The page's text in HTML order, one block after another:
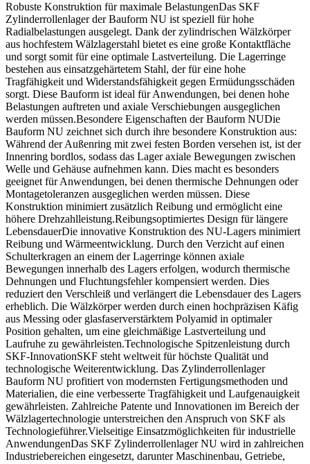
Robuste Konstruktion für maximale BelastungenDas SKF
Zylinderrollenlager der Bauform NU ist speziell für hohe
Radialbelastungen ausgelegt. Dank der zylindrischen Wälzkörper
aus hochfestem Wälzlagerstahl bietet es eine große Kontaktfläche
und sorgt somit für eine optimale Lastverteilung. Die Lagerringe
bestehen aus einsatzgehärtetem Stahl, der für eine hohe
Tragfähigkeit und Widerstandsfähigkeit gegen Ermüdungsschäden
sorgt. Diese Bauform ist ideal für Anwendungen, bei denen hohe
Belastungen auftreten und axiale Verschiebungen ausgeglichen
werden müssen.Besondere Eigenschaften der Bauform NUDie
Bauform NU zeichnet sich durch ihre besondere Konstruktion aus:
Während der Außenring mit zwei festen Borden versehen ist, ist der
Innenring bordlos, sodass das Lager axiale Bewegungen zwischen
Welle und Gehäuse aufnehmen kann. Dies macht es besonders
geeignet für Anwendungen, bei denen thermische Dehnungen oder
Montagetoleranzen ausgeglichen werden müssen. Diese
Konstruktion minimiert zusätzlich Reibung und ermöglicht eine
höhere Drehzahlleistung.Reibungsoptimiertes Design für längere
LebensdauerDie innovative Konstruktion des NU-Lagers minimiert
Reibung und Wärmeentwicklung. Durch den Verzicht auf einen
Schulterkragen an einem der Lagerringe können axiale
Bewegungen innerhalb des Lagers erfolgen, wodurch thermische
Dehnungen und Fluchtungsfehler kompensiert werden. Dies
reduziert den Verschleiß und verlängert die Lebensdauer des Lagers
erheblich. Die Wälzkörper werden durch einen hochpräzisen Käfig
aus Messing oder glasfaserverstärktem Polyamid in optimaler
Position gehalten, um eine gleichmäßige Lastverteilung und
Laufruhe zu gewährleisten.Technologische Spitzenleistung durch
SKF-InnovationSKF steht weltweit für höchste Qualität und
technologische Weiterentwicklung. Das Zylinderrollenlager
Bauform NU profitiert von modernsten Fertigungsmethoden und
Materialien, die eine verbesserte Tragfähigkeit und Laufgenauigkeit
gewährleisten. Zahlreiche Patente und Innovationen im Bereich der
Wälzlagertechnologie unterstreichen den Anspruch von SKF als
Technologieführer.Vielseitige Einsatzmöglichkeiten für industrielle
AnwendungenDas SKF Zylinderrollenlager NU wird in zahlreichen
Industriebereichen eingesetzt, darunter Maschinenbau, Getriebe,